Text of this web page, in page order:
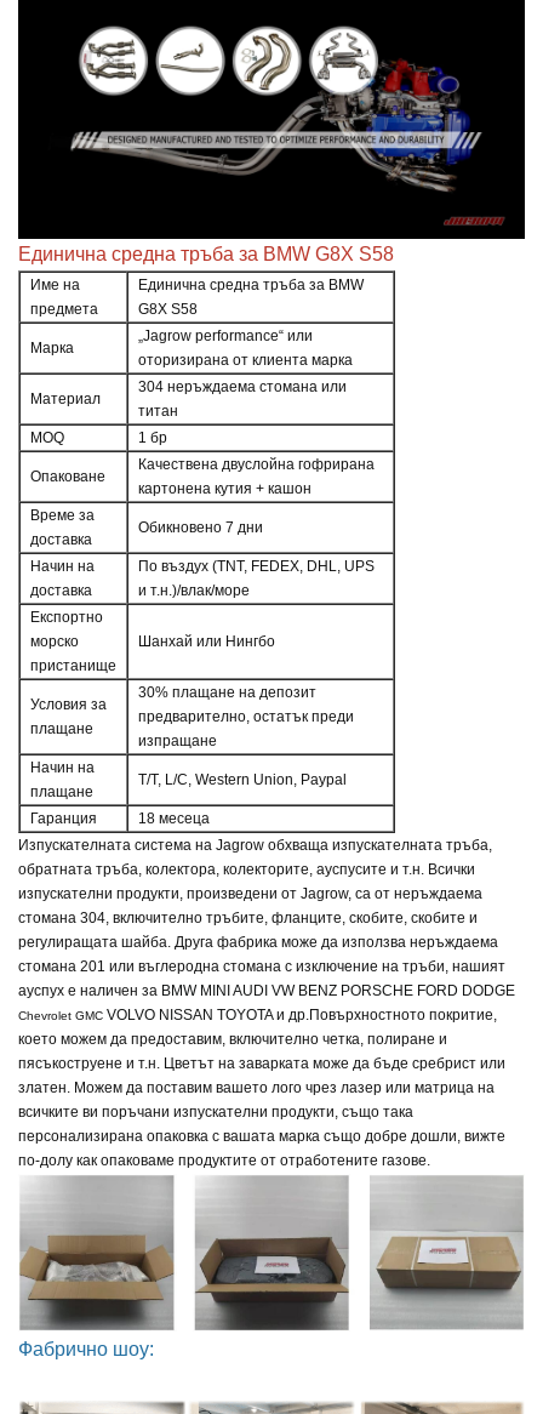
Единична средна тръба за BMW G8X S58
Име на
предмета
Единична средна тръба за BMW
G8X S58
Марка
„Jagrow performance“ или
оторизирана от клиента марка
Материал
304 неръждаема стомана или
титан
MOQ
1 бр
Опаковане
Качествена двуслойна гофрирана
картонена кутия + кашон
Време за
доставка
Обикновено 7 дни
Начин на
доставка
По въздух (TNT, FEDEX, DHL, UPS
и т.н.)/влак/море
Експортно
морско
пристанище
Шанхай или Нингбо
Условия за
плащане
30% плащане на депозит
предварително, остатък преди
изпращане
Начин на
плащане
T/T, L/C, Western Union, Paypal
Гаранция
18 месеца
Изпускателната система на Jagrow обхваща изпускателната тръба,
обратната тръба, колектора, колекторите, ауспусите и т.н. Всички
изпускателни продукти, произведени от Jagrow, са от неръждаема
стомана 304, включително тръбите, фланците, скобите, скобите и
регулиращата шайба. Друга фабрика може да използва неръждаема
стомана 201 или въглеродна стомана с изключение на тръби, нашият
ауспух е наличен за BMW MINI AUDI VW BENZ PORSCHE FORD DODGE
Chevrolet GMC VOLVO NISSAN TOYOTA и др.Повърхностното покритие,
което можем да предоставим, включително четка, полиране и
пясъкоструене и т.н. Цветът на заварката може да бъде сребрист или
златен. Можем да поставим вашето лого чрез лазер или матрица на
всичките ви поръчани изпускателни продукти, също така
персонализирана опаковка с вашата марка също добре дошли, вижте
по-долу как опаковаме продуктите от отработените газове.
Фабрично шоу: